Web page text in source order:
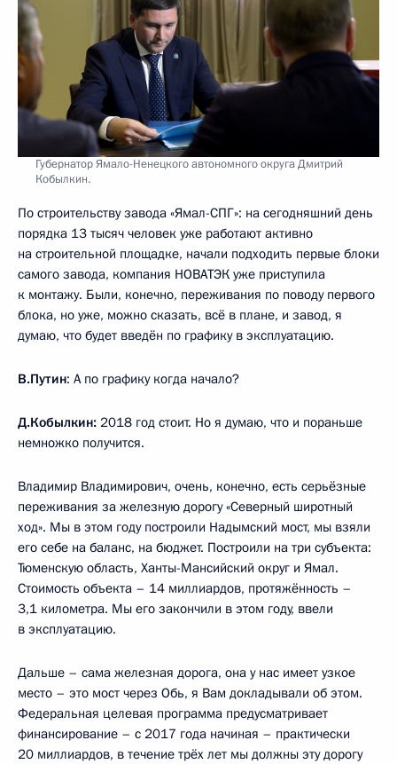
Губернатор Ямало-Ненецкого автономного округа Дмитрий
Кобылкин.
По строительству завода «Ямал-СПГ»: на сегодняшний день
порядка 13 тысяч человек уже работают активно
на строительной площадке, начали подходить первые блоки
самого завода, компания НОВАТЭК уже приступила
к монтажу. Были, конечно, переживания по поводу первого
блока, но уже, можно сказать, всё в плане, и завод, я
думаю, что будет введён по графику в эксплуатацию.
В.Путин: А по графику когда начало?
Д.Кобылкин: 2018 год стоит. Но я думаю, что и пораньше
немножко получится.
Владимир Владимирович, очень, конечно, есть серьёзные
переживания за железную дорогу «Северный широтный
ход». Мы в этом году построили Надымский мост, мы взяли
его себе на баланс, на бюджет. Построили на три субъекта:
Тюменскую область, Ханты-Мансийский округ и Ямал.
Стоимость объекта – 14 миллиардов, протяжённость –
3,1 километра. Мы его закончили в этом году, ввели
в эксплуатацию.
Дальше – сама железная дорога, она у нас имеет узкое
место – это мост через Обь, я Вам докладывали об этом.
Федеральная целевая программа предусматривает
финансирование – с 2017 года начиная – практически
20 миллиардов, в течение трёх лет мы должны эту дорогу